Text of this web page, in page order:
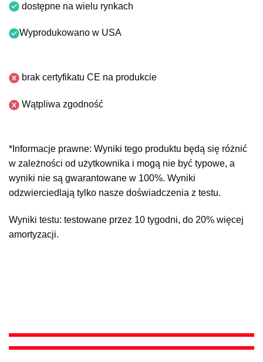
dostępne na wielu rynkach
Wyprodukowano w USA
brak certyfikatu CE na produkcie
Wątpliwa zgodność
*Informacje prawne: Wyniki tego produktu będą się różnić
w zależności od użytkownika i mogą nie być typowe, a
wyniki nie są gwarantowane w 100%. Wyniki
odzwierciedlają tylko nasze doświadczenia z testu.
Wyniki testu: testowane przez 10 tygodni, do 20% więcej
amortyzacji.